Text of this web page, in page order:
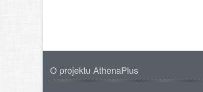
O projektu AthenaPlus